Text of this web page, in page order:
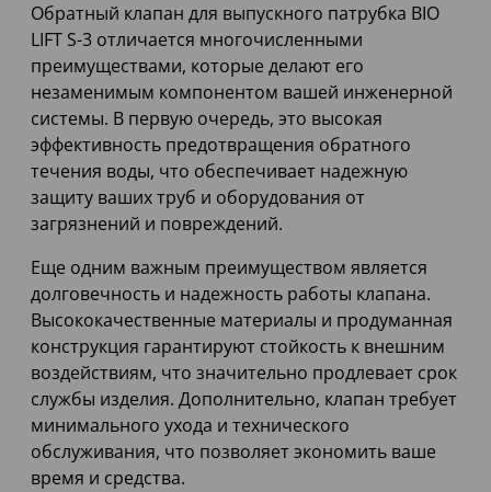
Обратный клапан для выпускного патрубка BIO
LIFT S-3 отличается многочисленными
преимуществами, которые делают его
незаменимым компонентом вашей инженерной
системы. В первую очередь, это высокая
эффективность предотвращения обратного
течения воды, что обеспечивает надежную
защиту ваших труб и оборудования от
загрязнений и повреждений.
Еще одним важным преимуществом является
долговечность и надежность работы клапана.
Высококачественные материалы и продуманная
конструкция гарантируют стойкость к внешним
воздействиям, что значительно продлевает срок
службы изделия. Дополнительно, клапан требует
минимального ухода и технического
обслуживания, что позволяет экономить ваше
время и средства.